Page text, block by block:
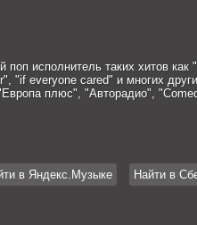
поп исполнитель таких хитов как
"if everyone cared" и многих
плюс", "Авторадио",
в Яндекс.Музыке Найти в